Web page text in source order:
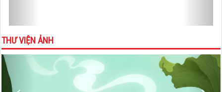
THƯ VIỆN ẢNH
Previous